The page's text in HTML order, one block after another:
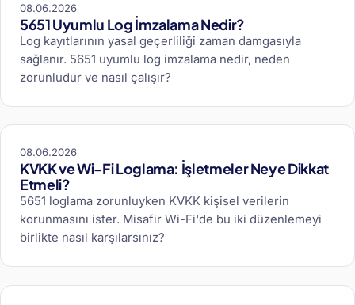
08.06.2026
5651 Uyumlu Log İmzalama Nedir?
Log kayıtlarının yasal geçerliliği zaman damgasıyla
sağlanır. 5651 uyumlu log imzalama nedir, neden
zorunludur ve nasıl çalışır?
08.06.2026
KVKK ve Wi-Fi Loglama: İşletmeler Neye Dikkat
Etmeli?
5651 loglama zorunluyken KVKK kişisel verilerin
korunmasını ister. Misafir Wi-Fi'de bu iki düzenlemeyi
birlikte nasıl karşılarsınız?